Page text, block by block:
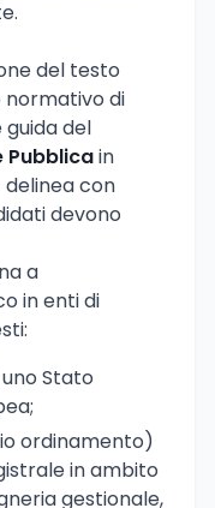
del testo
normativo di
del
Pubblicain
delinea con
devono
a
in enti di
Stato
ordinamento)
in ambito
gestionale,